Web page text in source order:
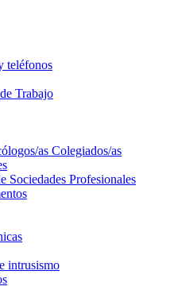
teléfonos
Trabajo
as Colegiados/as
Sociedades Profesionales
intrusismo